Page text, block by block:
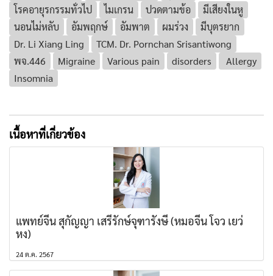
โรคอายุรกรรมทั่วไป
ไมเกรน ปวดตามข้อ
มีเสียงในหู
นอนไม่หลับ
อัมพฤกษ์ อัมพาต ผมร่วง
มีบุตรยาก
Dr. Li Xiang Ling
TCM. Dr. Pornchan Srisantiwong
พจ.446
Migraine Various pain disorders
Allergy
Insomnia
เนื้อหาที่เกี่ยวข้อง
แพทย์จีน สุกัญญา เสรีรักษ์จุฑารังษี (หมอจีน โจว เยว่
หง)
24 ต.ค. 2567